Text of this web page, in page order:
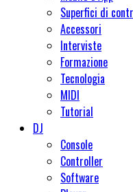
Superfici di
Accessori
Interviste
Formazione
Tecnologia
MIDI
Tutorial
DJ
Console
Controller
Software